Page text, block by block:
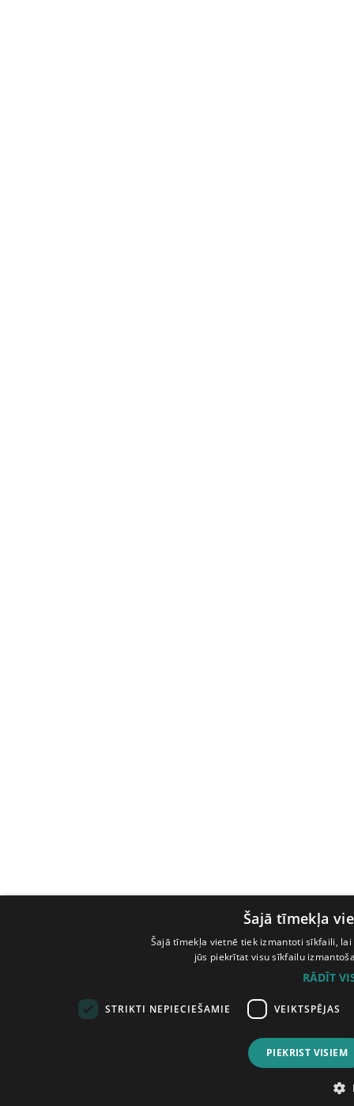
Šajā tīmekļa
Šajā tīmekļa vietnē tiek izmantoti sīkfaili,
jūs piekrītat visu sīkfailu
RĀDĪT
STRIKTI NEPIECIEŠAMIE VEIKTSPĒJAS
PIEKRIST VISIEM